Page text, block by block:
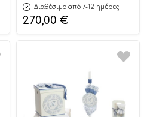
Bellissimo
Διαθέσιμο από 7-12 ημέρες
270,00 €